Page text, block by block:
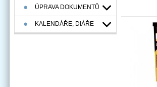
ÚPRAVA DOKUMENTŮ
KALENDÁŘE, DIÁŘE